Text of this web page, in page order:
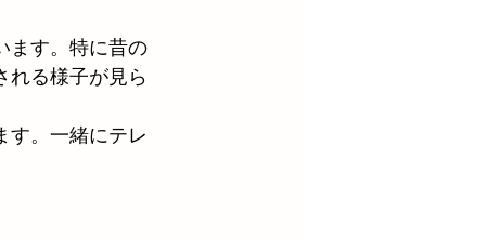
ます。特に昔の
れる様子が見ら
す。一緒にテレ